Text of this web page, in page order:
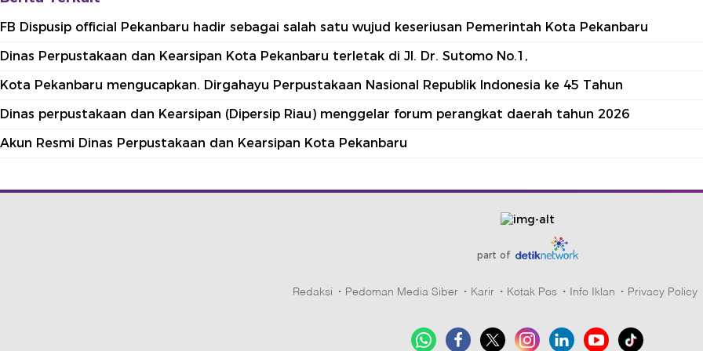
FB Dispusip official Pekanbaru hadir sebagai salah satu wujud keseriusan Pemerintah Kota Pekanbaru
Dinas Perpustakaan dan Kearsipan Kota Pekanbaru terletak di Jl. Dr. Sutomo No.1,
Kota Pekanbaru mengucapkan. Dirgahayu Perpustakaan Nasional Republik Indonesia ke 45 Tahun
Dinas perpustakaan dan Kearsipan (Dipersip Riau) menggelar forum perangkat daerah tahun 2026
Akun Resmi Dinas Perpustakaan dan Kearsipan Kota Pekanbaru
part of
Redaksi Pedoman Media Siber Karir Kotak Pos Info Iklan Privacy Policy